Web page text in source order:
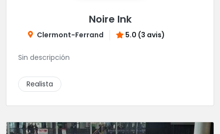
Noire Ink
Clermont-Ferrand 5.0 (3 avis)
Sin descripción
Realista